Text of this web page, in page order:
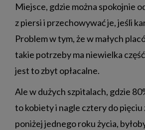
Miejsce, gdzie można spokojnie
z piersi i przechowywać je, jeśli
Problem w tym, że w małych
takie potrzeby ma niewielka
jest to zbyt opłacalne.
Ale w dużych szpitalach, gdzie
to kobiety i nagle cztery do pięciu
poniżej jednego roku życia,